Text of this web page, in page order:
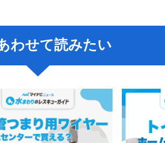
わせて読みたい